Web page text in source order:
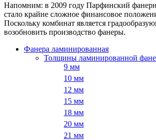
Напомним: в 2009 году Парфинский
стало крайне сложное финансовое
Поскольку комбинат является
возобновить производство фанеры.
Фанера ламинированная
Толщины ламинированной
9 мм
10 мм
12 мм
15 мм
18 мм
20 мм
21 мм